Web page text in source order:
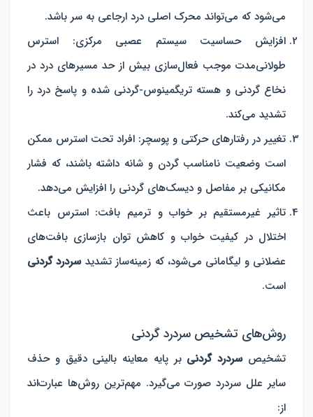
می‌شود که می‌تواند محرک اصلی درد ارجاعی به سر باشد.
افزایش حساسیت سیستم عصبی مرکزی: استرس
طولانی‌مدت موجب فعال‌سازی بیش از حد مسیرهای درد در
نخاع گردنی و هسته تریگمینوس-گردنی شده و پاسخ درد را
تشدید می‌کند.
تغییر در رفتارهای حرکتی و پوسچر: افراد تحت استرس ممکن
است وضعیت نامناسب گردن و شانه داشته باشند، که فشار
مکانیکی بر مفاصل و دیسک‌های گردنی را افزایش می‌دهد.
تاثیر غیرمستقیم بر خواب و ترمیم بافت: استرس باعث
اختلال در کیفیت خواب و کاهش توان بازسازی بافت‌های
عضلانی و لیگامانی می‌شود، که زمینه‌ساز تشدیدسردرد گردنی
است.
روش‌های تشخیص سردرد گردنی
تشخیصسردرد گردنی بر پایه معاینه بالینی دقیق و حذف
سایر علل سردرد صورت می‌گیرد. مهم‌ترین روش‌ها عبارت‌اند
از: